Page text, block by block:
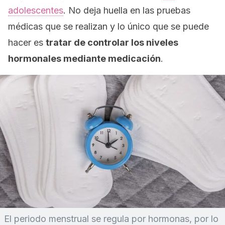
adolescentes. No deja huella en las pruebas
médicas que se realizan y lo único que se puede
hacer es tratar de controlar los niveles
hormonales mediante medicación.
El periodo menstrual se regula por hormonas, por lo